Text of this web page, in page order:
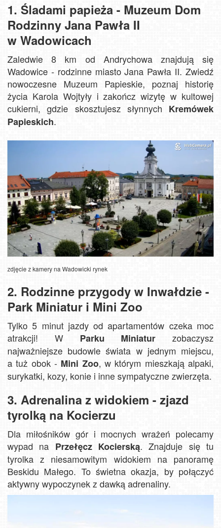
1. Śladami papieża - Muzeum Dom
Rodzinny Jana Pawła II
w Wadowicach
Zaledwie 8 km od Andrychowa znajdują się
Wadowice - rodzinne miasto Jana Pawła II. Zwiedź
nowoczesne Muzeum Papieskie, poznaj historię
życia Karola Wojtyły i zakończ wizytę w kultowej
cukierni, gdzie skosztujesz słynnych Kremówek
Papieskich.
zdjęcie z kamery na Wadowicki rynek
2. Rodzinne przygody w Inwałdzie -
Park Miniatur i Mini Zoo
Tylko 5 minut jazdy od apartamentów czeka moc
atrakcji! W Parku Miniatur zobaczysz
najważniejsze budowle świata w jednym miejscu,
a tuż obok - Mini Zoo, w którym mieszkają alpaki,
surykatki, kozy, konie i inne sympatyczne zwierzęta.
3. Adrenalina z widokiem - zjazd
tyrolką na Kocierzu
Dla miłośników gór i mocnych wrażeń polecamy
wypad na Przełęcz Kocierską. Znajduje się tu
tyrolka z niesamowitym widokiem na panoramę
Beskidu Małego. To świetna okazja, by połączyć
aktywny wypoczynek z dawką adrenaliny.